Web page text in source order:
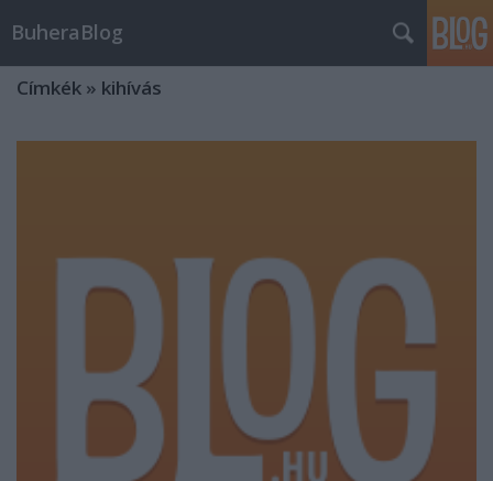
BuheraBlog
Címkék » kihívás